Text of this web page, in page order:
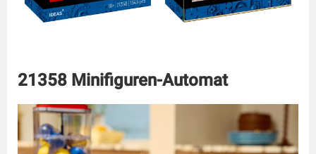
21358 Minifiguren-Automat